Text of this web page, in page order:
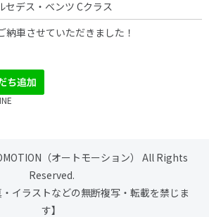
セデス・ベンツ Cクラス
車させていただきました！
（オートモーション） All Rights
Reserved.
・イラストなどの無断複写・転載を禁じま
す】